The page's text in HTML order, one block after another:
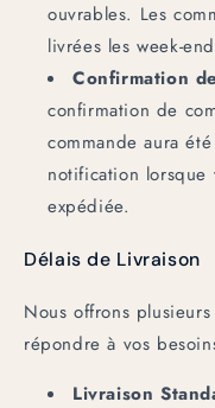
ouvrables. Les
livrées les week-
Confirmation
confirmation de
commande aura
notification lorsque
expédiée.
Délais de Livraison
Nous offrons
répondre à vos
Livraison